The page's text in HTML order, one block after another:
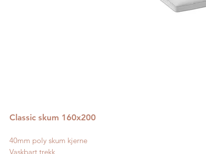
Classic skum 160x200
40mm poly skum kjerne
Vaskbart trekk